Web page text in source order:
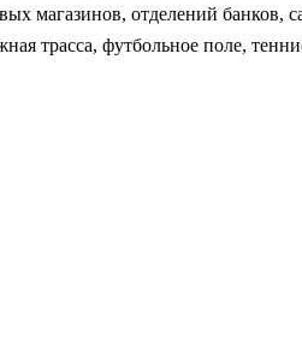
магазинов, отделений
трасса, футбольное поле,